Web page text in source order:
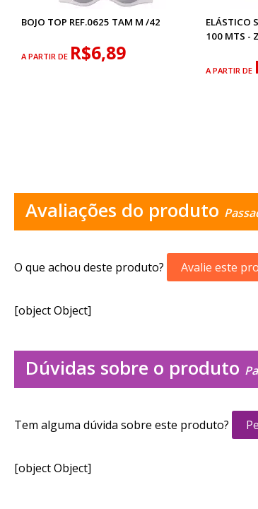
BOJO TOP REF.0625 TAM M /42
A PARTIR DE R$6,89
ELÁSTICO
100 MTS -
A PARTIR DE
Avaliações do produto
O que achou deste produto? Avalie este
[object Object]
Dúvidas sobre o produto
Tem alguma dúvida sobre este produto?
[object Object]